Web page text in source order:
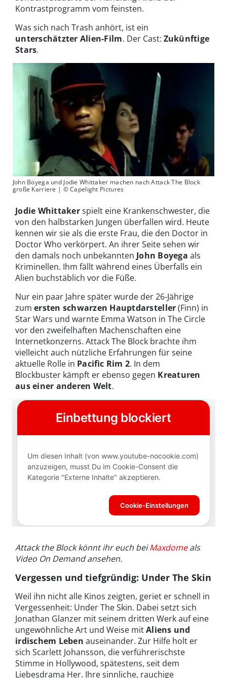
Kontrastprogramm vom feinsten.
Was sich nach Trash anhört, ist ein
unterschätzter Alien-Film. Der Cast: Zukünftige
Stars.
John Boyega und Jodie Whittaker machen nach Attack The Block
große Karriere | © Capelight Pictures
Jodie Whittakerspielt eine Krankenschwester, die
von den halbstarken Jungen überfallen wird. Heute
kennen wir sie als die erste Frau, die den Doctor in
Doctor Who verkörpert. An ihrer Seite sehen wir
den damals noch unbekannten John Boyega als
Kriminellen. Ihm fällt während eines Überfalls ein
Alien buchstäblich vor die Füße.
Nur ein paar Jahre später wurde der 26-Jährige
zum ersten schwarzen Hauptdarsteller(Finn) in
Star Wars und warnte Emma Watson in The Circle
vor den zweifelhaften Machenschaften eine
Internetkonzerns. Attack The Block brachte ihm
vielleicht auch nützliche Erfahrungen für seine
aktuelle Rolle in Pacific Rim 2. In dem
Blockbuster kämpft er ebenso gegen Kreaturen
aus einer anderen Welt.
Attack the Block könnt ihr euch beiMaxdomeals
Video On Demand ansehen.
Vergessen und tiefgründig: Under The Skin
Weil ihn nicht alle Kinos zeigten, geriet er schnell in
Vergessenheit: Under The Skin. Dabei setzt sich
Jonathan Glanzer mit seinem dritten Werk auf eine
ungewöhnliche Art und Weise mitAliens und
irdischem Lebenauseinander. Zur Hilfe holt er
sich Scarlett Johansson, die verführerischste
Stimme in Hollywood, spätestens, seit dem
Liebesdrama Her. Ihre sinnliche, rauchige